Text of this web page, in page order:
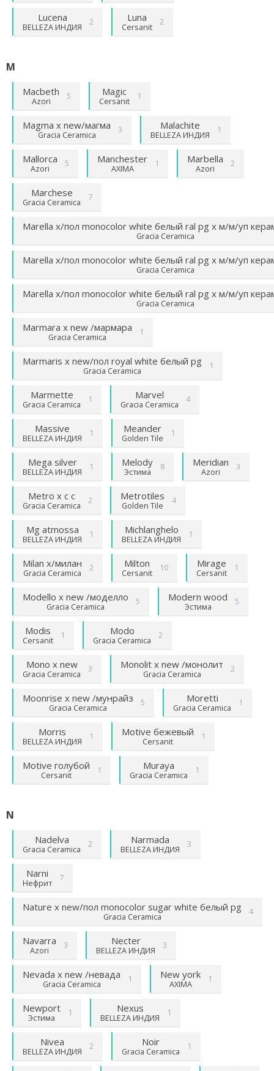
Lucena
BELLEZA ИНДИЯ
2 Luna
Cersanit
2
M
Macbeth
Azori
5 Magic
Cersanit
1
Magma х new/магма
Gracia Ceramica
3 Malachite
BELLEZA ИНДИЯ
1
Mallorca
Azori
5 Manchester
AXIMA
1 Marbella
Azori
2
Marchese
Gracia Ceramica
7
Marella х/пол monocolor white белый ral pg х м/м/уп
Gracia Ceramica
Marella х/пол monocolor white белый ral pg х м/м/уп
Gracia Ceramica
Marella х/пол monocolor white белый ral pg х м/м/уп
Gracia Ceramica
Marmara х new /мармара
Gracia Ceramica
1
Marmaris х new/пол royal white белый pg
Gracia Ceramica
1
Marmette
Gracia Ceramica
1 Marvel
Gracia Ceramica
4
Massive
BELLEZA ИНДИЯ
1 Meander
Golden Tile
1
Mega silver
BELLEZA ИНДИЯ
1 Melody
Эстима
8 Meridian
Azori
3
Metro х c c
Gracia Ceramica
2 Metrotiles
Golden Tile
4
Mg atmossa
BELLEZA ИНДИЯ
1 Michlanghelo
BELLEZA ИНДИЯ
1
Milan х/милан
Gracia Ceramica
2 Milton
Cersanit
10 Mirage
Cersanit
1
Modello х new /моделло
Gracia Ceramica
5 Modern wood
Эстима
5
Modis
Cersanit
1 Modo
Gracia Ceramica
2
Mono х new
Gracia Ceramica
3 Monolit х new /монолит
Gracia Ceramica
2
Moonrise х new /мунрайз
Gracia Ceramica
5 Moretti
Gracia Ceramica
1
Morris
BELLEZA ИНДИЯ
1 Motive бежевый
Cersanit
1
Motive голубой
Cersanit
1 Muraya
Gracia Ceramica
1
N
Nadelva
Gracia Ceramica
2 Narmada
BELLEZA ИНДИЯ
3
Narni
Нефрит
7
Nature х new/пол monocolor sugar white белый pg
Gracia Ceramica
4
Navarra
Azori
3 Necter
BELLEZA ИНДИЯ
3
Nevada х new /невада
Gracia Ceramica
1 New york
AXIMA
1
Newport
Эстима
1 Nexus
BELLEZA ИНДИЯ
1
Nivea
BELLEZA ИНДИЯ
2 Noir
Gracia Ceramica
1